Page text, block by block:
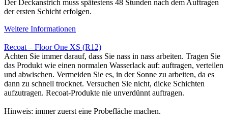
Der Deckanstrich muss spätestens 48 Stunden nach dem Auftragen
der ersten Schicht erfolgen.
Weitere Informationen
Recoat – Floor One XS (R12)
Achten Sie immer darauf, dass Sie nass in nass arbeiten. Tragen Sie
das Produkt wie einen normalen Wasserlack auf: auftragen, verteilen
und abwischen. Vermeiden Sie es, in der Sonne zu arbeiten, da es
dann zu schnell trocknet. Versuchen Sie nicht, dicke Schichten
aufzutragen. Recoat-Produkte nie unverdünnt auftragen.
Hinweis: immer zuerst eine Probefläche machen.